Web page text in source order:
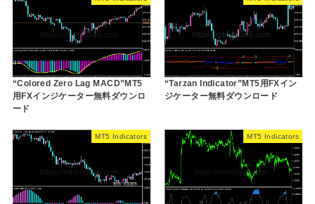
“Colored Zero Lag MACD”MT5
用FXインジケーター無料ダウンロ
ード
“Tarzan Indicator”MT5用FXイン
ジケーター無料ダウンロード
MT5 Indicators MT5 Indicators